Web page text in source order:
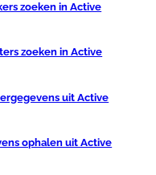
zoeken in Active
zoeken in Active
uit Active
ophalen uit Active